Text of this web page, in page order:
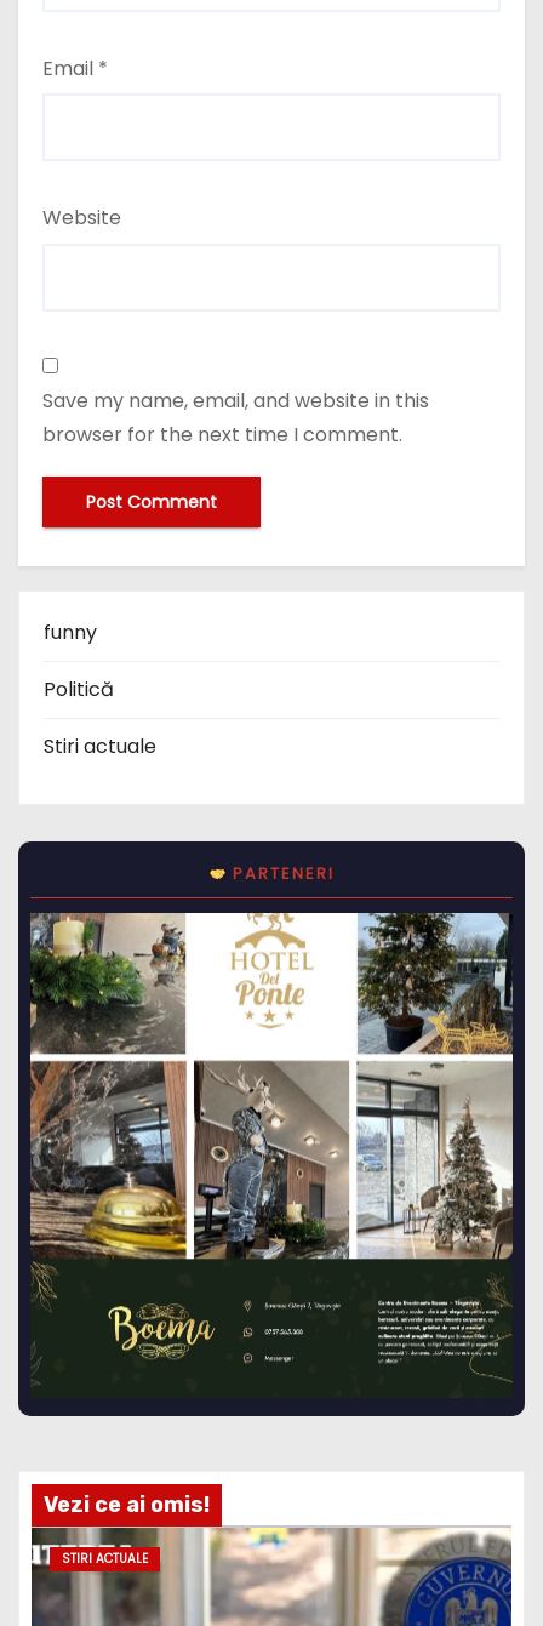
Email *
Website
Save my name, email, and website in this
browser for the next time I comment.
funny
Politică
Stiri actuale
PARTENERI
Vezi ce ai omis!
STIRI ACTUALE